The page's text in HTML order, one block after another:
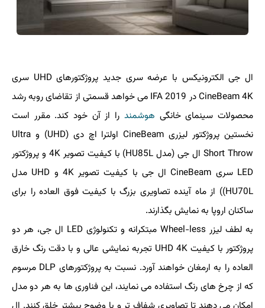
ال جی الكترونیكس با عرضه سری جدید پروژكتورهای UHD سری
CineBeam 4K در IFA 2019 می خواهد قسمتی از تقاضای روبه رشد
محصولات سینمای خانگی هوشمند را از آن خود كند. مقرر است
نخستین پروژكتور لیزری CineBeam اولترا اچ دی (UHD) و Ultra
Short Throw ال جی (مدل HU85L) با كیفیت تصویر 4K و پروژكتور
LED سری CineBeam ال جی با كیفیت تصویر 4K و UHD مدل
HU70L)) از ماه آینده تصاویری بزرگ با كیفیت فوق العاده را برای
ساكنان اروپا به نمایش بگذارند.
به لطف لیزر Wheel-less مبتكرانه و تكنولوژی LED ال جی، هر دو
پروژكتور با كیفیت UHD 4K تجربه نمایشی عالی و با دقت رنگ خارق
العاده را به ارمغان خواهند آورد. نسبت به پروژكتورهای DLP مرسوم
كه از چرخ های رنگ استفاده می نمایند، این فناوری ها به هر دو مدل